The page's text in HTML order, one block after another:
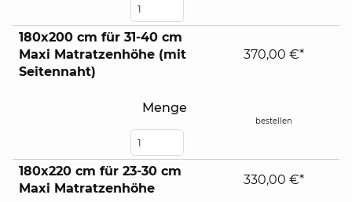
180x200 cm für 31-40 cm
Maxi Matratzenhöhe (mit
Seitennaht)
Menge
370,00 €*
bestellen
180x220 cm für 23-30 cm
Maxi Matratzenhöhe
330,00 €*